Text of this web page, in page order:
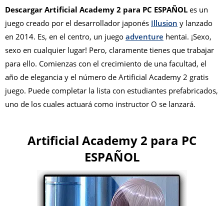
Descargar Artificial Academy 2 para PC ESPAÑOL es un
juego creado por el desarrollador japonés Illusion y lanzado
en 2014. Es, en el centro, un juego adventure hentai. ¡Sexo,
sexo en cualquier lugar! Pero, claramente tienes que trabajar
para ello. Comienzas con el crecimiento de una facultad, el
año de elegancia y el número de Artificial Academy 2 gratis
juego. Puede completar la lista con estudiantes prefabricados,
uno de los cuales actuará como instructor O se lanzará.
Artificial Academy 2 para PC
ESPAÑOL